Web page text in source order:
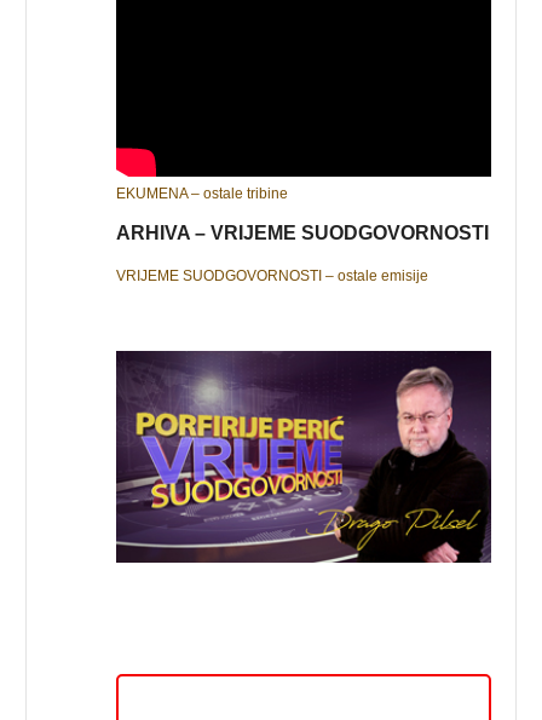
EKUMENA – ostale tribine
ARHIVA – VRIJEME SUODGOVORNOSTI
VRIJEME SUODGOVORNOSTI – ostale emisije